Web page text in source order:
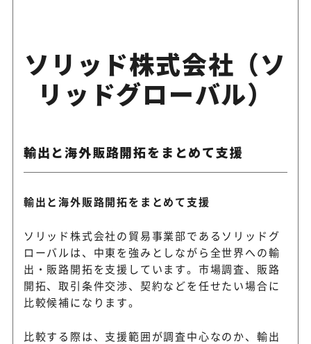
ソリッド株式会社（ソ
リッドグローバル）
輸出と海外販路開拓をまとめて支援
輸出と海外販路開拓をまとめて支援
ソリッド株式会社の貿易事業部であるソリッドグ
ローバルは、中東を強みとしながら全世界への輸
出・販路開拓を支援しています。市場調査、販路
開拓、取引条件交渉、契約などを任せたい場合に
比較候補になります。
比較する際は、支援範囲が調査中心なのか、輸出